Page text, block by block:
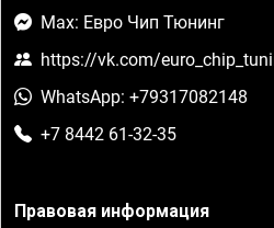
Max: Евро Чип Тюнинг
https://vk.com/
WhatsApp: +79317082148
+7 8442 61-32-35
Правовая информация